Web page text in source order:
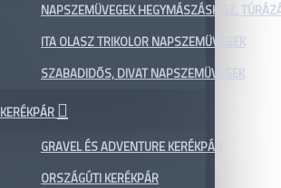
NAPSZEMÜVEGEK HEGYMÁSZÁSHOZ,
ITA OLASZ TRIKOLOR NAPSZEMÜVEGEK
SZABADIDŐS, DIVAT NAPSZEMÜVEGEK
KERÉKPÁR
GRAVEL ÉS ADVENTURE KERÉKPÁR
ORSZÁGÚTI KERÉKPÁR